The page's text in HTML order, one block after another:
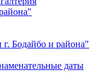
Бодайбо и района"
даты